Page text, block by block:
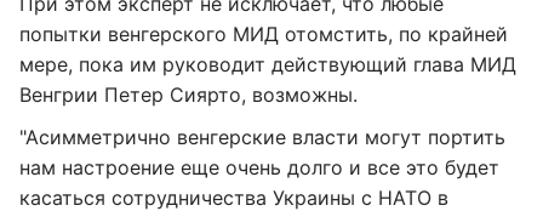
попытки венгерского МИД отомстить, по крайней
мере, пока им руководит действующий глава МИД
Венгрии Петер Сиярто, возможны.
"Асимметрично венгерские власти могут портить
нам настроение еще очень долго и все это будет
касаться сотрудничества Украины с НАТО в